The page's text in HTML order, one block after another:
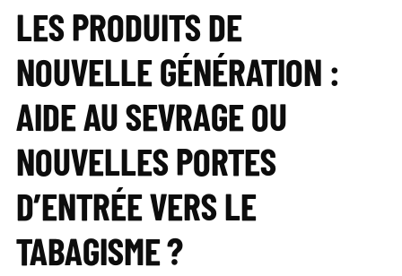
LES PRODUITS DE
NOUVELLE GÉNÉRATION :
AIDE AU SEVRAGE OU
NOUVELLES PORTES
D’ENTRÉE VERS LE
TABAGISME ?